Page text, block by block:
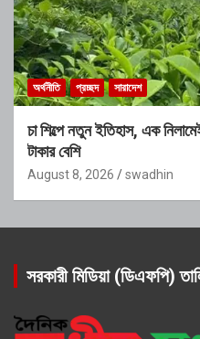
অর্থনীতি প্রচ্ছদ সারাদেশ
চা শিল্পে নতুন ইতিহাস, এক
টাকার বেশি
August 8, 2026 swadhin
সরকারী মিডিয়া (ডিএফপি)